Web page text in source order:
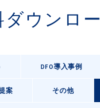
ダウンロ
DFO導入事例
案 その他